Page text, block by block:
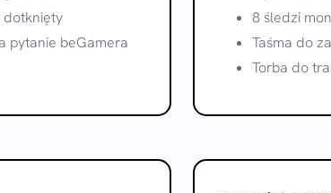
dotknięty
pytanie beGamera
8 śledzi
Taśma do
Torba do